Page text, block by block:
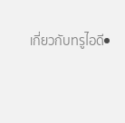
เกี่ยวกับทรูไอดี